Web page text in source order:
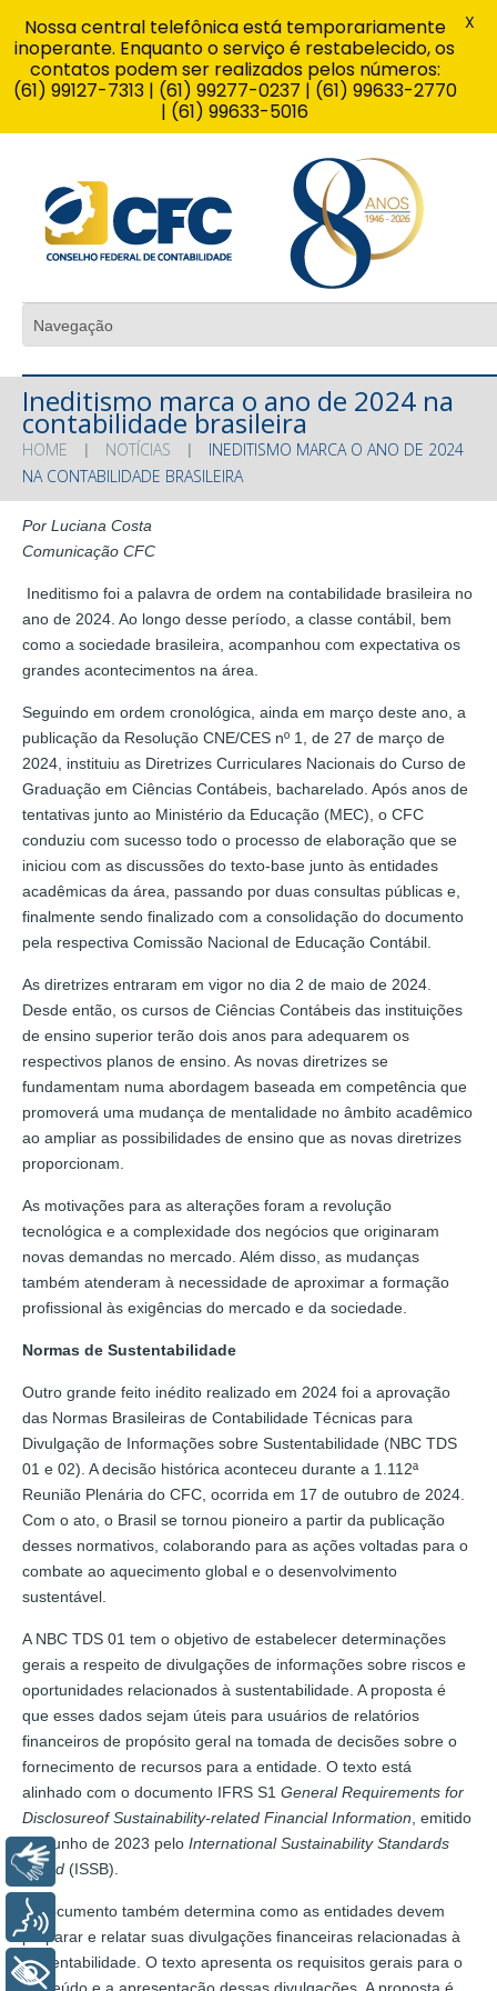
Ineditismo marca o ano de 2024 na
contabilidade brasileira
HOME NOTÍCIAS
INEDITISMO MARCA O ANO DE 2024
NA CONTABILIDADE BRASILEIRA
Por Luciana Costa
Comunicação CFC
Ineditismo foi a palavra de ordem na contabilidade brasileira no
ano de 2024. Ao longo desse período, a classe contábil, bem
como a sociedade brasileira, acompanhou com expectativa os
grandes acontecimentos na área.
Seguindo em ordem cronológica, ainda em março deste ano, a
publicação da Resolução CNE/CES nº 1, de 27 de março de
2024, instituiu as Diretrizes Curriculares Nacionais do Curso de
Graduação em Ciências Contábeis, bacharelado. Após anos de
tentativas junto ao Ministério da Educação (MEC), o CFC
conduziu com sucesso todo o processo de elaboração que se
iniciou com as discussões do texto-base junto às entidades
acadêmicas da área, passando por duas consultas públicas e,
finalmente sendo finalizado com a consolidação do documento
pela respectiva Comissão Nacional de Educação Contábil.
As diretrizes entraram em vigor no dia 2 de maio de 2024.
Desde então, os cursos de Ciências Contábeis das instituições
de ensino superior terão dois anos para adequarem os
respectivos planos de ensino. As novas diretrizes se
fundamentam numa abordagem baseada em competência que
promoverá uma mudança de mentalidade no âmbito acadêmico
ao ampliar as possibilidades de ensino que as novas diretrizes
proporcionam.
As motivações para as alterações foram a revolução
tecnológica e a complexidade dos negócios que originaram
novas demandas no mercado. Além disso, as mudanças
também atenderam à necessidade de aproximar a formação
profissional às exigências do mercado e da sociedade.
Normas de Sustentabilidade
Outro grande feito inédito realizado em 2024 foi a aprovação
das Normas Brasileiras de Contabilidade Técnicas para
Divulgação de Informações sobre Sustentabilidade (NBC TDS
01 e 02). A decisão histórica aconteceu durante a 1.112ª
Reunião Plenária do CFC, ocorrida em 17 de outubro de 2024.
Com o ato, o Brasil se tornou pioneiro a partir da publicação
desses normativos, colaborando para as ações voltadas para o
combate ao aquecimento global e o desenvolvimento
sustentável.
A NBC TDS 01 tem o objetivo de estabelecer determinações
gerais a respeito de divulgações de informações sobre riscos e
oportunidades relacionados à sustentabilidade. A proposta é
que esses dados sejam úteis para usuários de relatórios
financeiros de propósito geral na tomada de decisões sobre o
fornecimento de recursos para a entidade. O texto está
alinhado com o documento IFRS S1 General Requirements for
Disclosureof Sustainability-related Financial Information , emitido
em junho de 2023 pelo International Sustainability Standards
Board (ISSB).
O documento também determina como as entidades devem
preparar e relatar suas divulgações financeiras relacionadas à
sustentabilidade. O texto apresenta os requisitos gerais para o
conteúdo e a apresentação dessas divulgações. A proposta é
Nossa central telefônica está temporariamente
inoperante. Enquanto o serviço é restabelecido, os
contatos podem ser realizados pelos números:
(61) 99127-7313 | (61) 99277-0237 | (61) 99633-2770
| (61) 99633-5016
X
Libras
Voz
+ Acessibilidade